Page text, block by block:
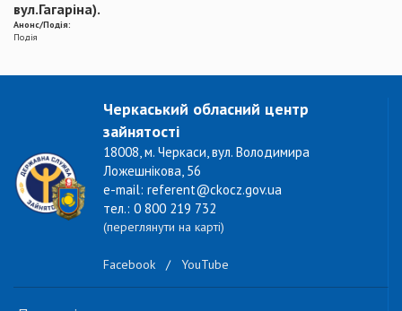
вул.Гагаріна).
Анонс/Подія:
Подія
Черкаський обласний центр
зайнятості
18008, м. Черкаси, вул. Володимира
Ложешнікова, 56
e-mail: referent@ckocz.gov.ua
тел.: 0 800 219 732
(переглянути на карті)
Facebook / YouTube